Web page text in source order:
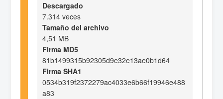
Descargado
7.314 veces
Tamaño del archivo
4,51 MB
Firma MD5
81b1499315b92305d9e32e13ae0b1d64
Firma SHA1
0534b319f2372279ac4033e6b66f19946e488
a83